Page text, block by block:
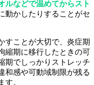
ルなどで温めてからスト
動かしたりすることがセ
すことが大切で、炎症期
縮期に移行したときの可
期でしっかりストレッチ
和感や可動域制限が残る
す。